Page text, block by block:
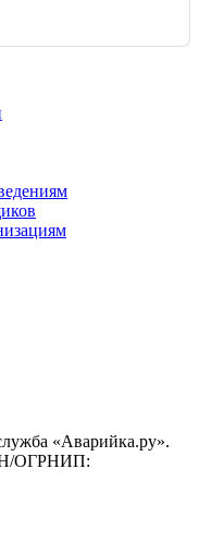
«Аварийка.ру».
ОГРНИП: